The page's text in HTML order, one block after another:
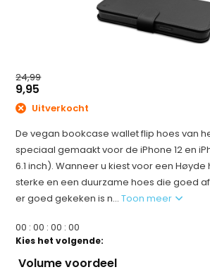
24,99
9,95
Uitverkocht
De vegan bookcase wallet flip hoes van
speciaal gemaakt voor de iPhone 12 en
6.1 inch). Wanneer u kiest voor een
sterke en een duurzame hoes die goed
er goed gekeken is n...Toon meer
00 :00 :00 :00
Kies het volgende:
Volume voordeel